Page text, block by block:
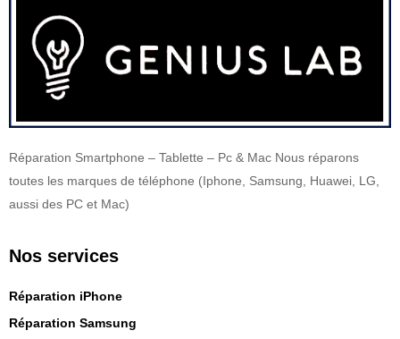
Réparation Smartphone – Tablette – Pc & Mac Nous réparons
toutes les marques de téléphone (Iphone, Samsung, Huawei, LG,
aussi des PC et Mac)
Nos services
Réparation iPhone
Réparation Samsung